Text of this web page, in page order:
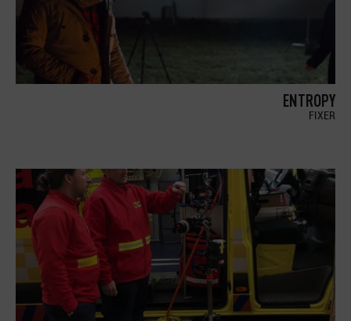
ENTROPY
FIXER